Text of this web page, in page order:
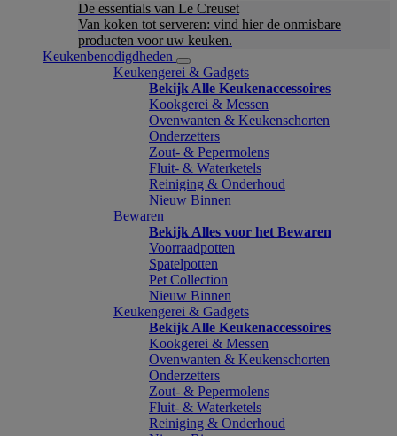
De essentials van Le Creuset
Van koken tot serveren: vind hier de onmisbare
producten voor uw keuken.
Keukenbenodigdheden
Keukengerei & Gadgets
Bekijk Alle Keukenaccessoires
Kookgerei & Messen
Ovenwanten & Keukenschorten
Onderzetters
Zout- & Pepermolens
Fluit- & Waterketels
Reiniging & Onderhoud
Nieuw Binnen
Bewaren
Bekijk Alles voor het Bewaren
Voorraadpotten
Spatelpotten
Pet Collection
Nieuw Binnen
Keukengerei & Gadgets
Bekijk Alle Keukenaccessoires
Kookgerei & Messen
Ovenwanten & Keukenschorten
Onderzetters
Zout- & Pepermolens
Fluit- & Waterketels
Reiniging & Onderhoud